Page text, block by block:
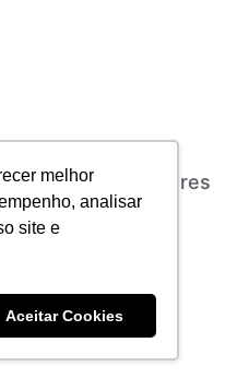
melhor
analisar
site e
Aceitar Cookies
de Corretores